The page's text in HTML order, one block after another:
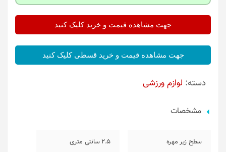
جهت مشاهده قیمت و خرید کلیک کنید
جهت مشاهده قیمت و خرید قسطی کلیک کنید
دسته: لوازم ورزشی
مشخصات
سطح زیر مهره 2.5 سانتی متری